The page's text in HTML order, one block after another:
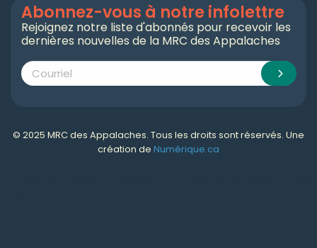
Abonnez-vous à notre infolettre
Rejoignez notre liste d'abonnés pour recevoir les
dernières nouvelles de la MRC des Appalaches
© 2025 MRC des Appalaches. Tous les droits sont réservés. Une
création de Numérique.ca